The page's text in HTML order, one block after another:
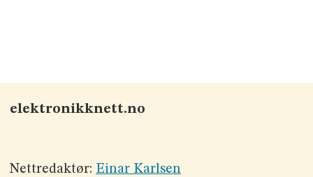
elektronikknett.no
Nettredaktør: Einar Karlsen